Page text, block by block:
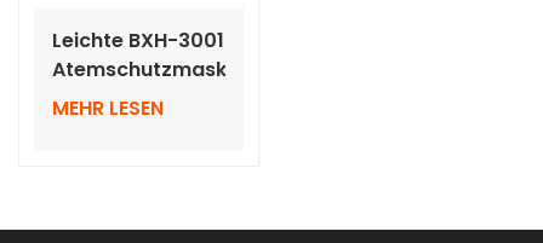
Leichte BXH-3001
Atemschutzmaske
TH3 mit
MEHR LESEN